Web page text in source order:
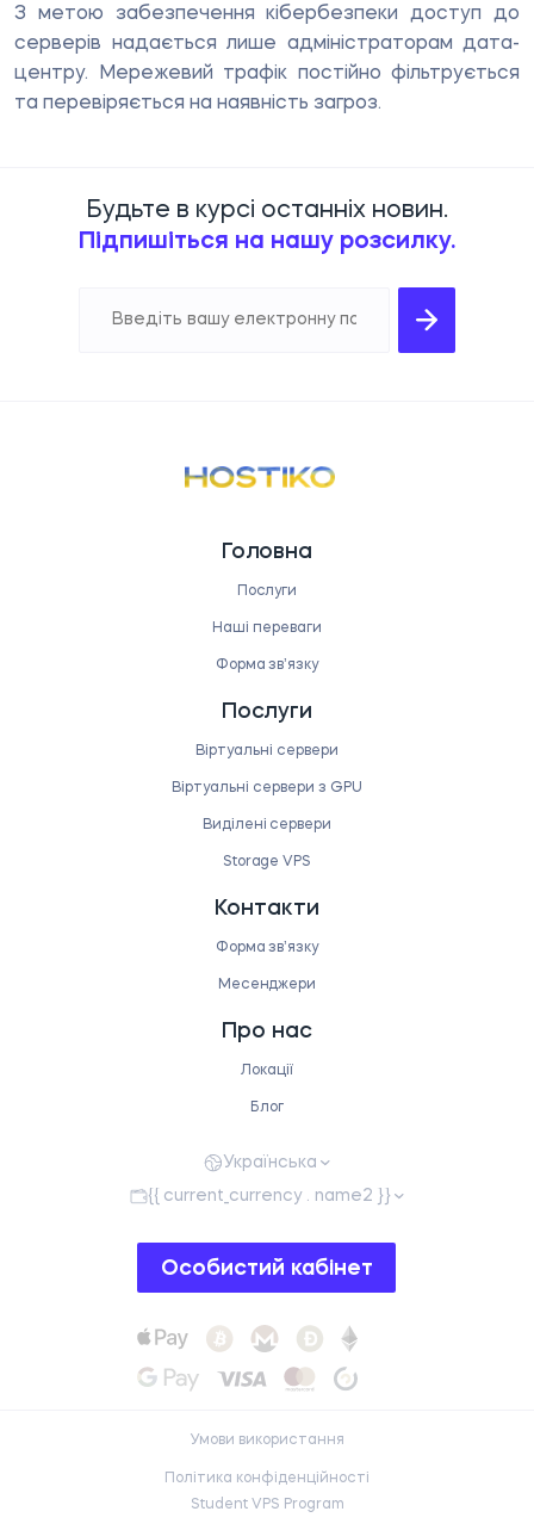
З метою забезпечення кібербезпеки доступ до
серверів надається лише адміністраторам дата-
центру. Мережевий трафік постійно фільтрується
та перевіряється на наявність загроз.
Будьте в курсі останніх новин.
Підпишіться на нашу розсилку.
Головна
Послуги
Наші переваги
Форма звʼязку
Послуги
Віртуальні сервери
Віртуальні сервери з GPU
Виділені сервери
Storage VPS
Контакти
Форма звʼязку
Месенджери
Про нас
Локації
Блог
Українська
{{ current_currency . name2 }}
Особистий кабінет
Умови використання
Політика конфіденційності
Student VPS Program